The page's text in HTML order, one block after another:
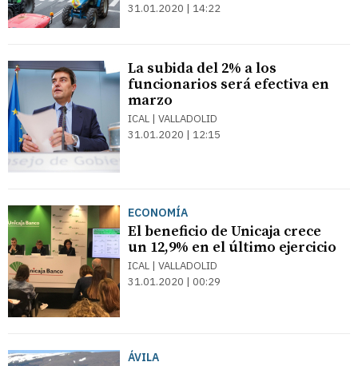
31.01.2020 | 14:22
La subida del 2% a los
funcionarios será efectiva en
marzo
ICAL | VALLADOLID
31.01.2020 | 12:15
ECONOMÍA
El beneficio de Unicaja crece
un 12,9% en el último ejercicio
ICAL | VALLADOLID
31.01.2020 | 00:29
ÁVILA